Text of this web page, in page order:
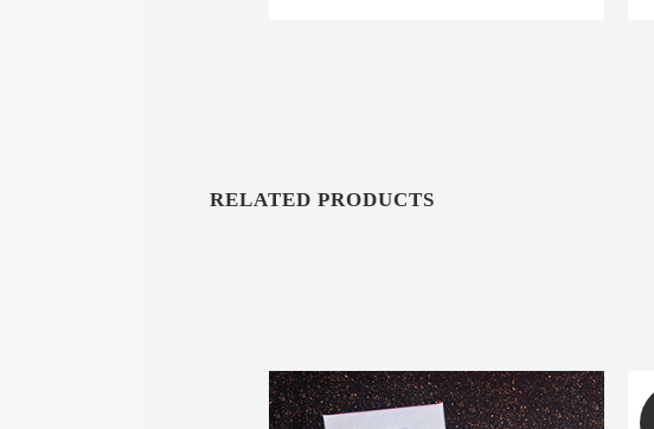
RELATED PRODUCTS